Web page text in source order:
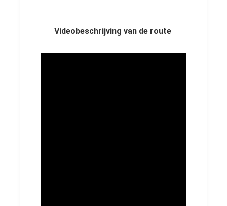
Videobeschrijving van de route